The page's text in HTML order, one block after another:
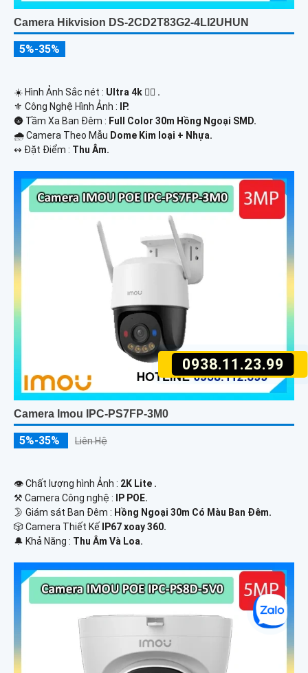
0938.11.23.99
Camera Hikvision DS-2CD2T83G2-4LI2UHUN
5%-35%
☀️ Hình Ảnh Sắc nét : Ultra 4k 👍🏾 .
⚜️ Công Nghệ Hình Ảnh :
IP.
🌚 Tầm Xa Ban Đêm : Full Color 30m Hồng Ngoại SMD.
🌧️ Camera Theo Mẫu Dome Kim loại + Nhựa.
️↭ Đặt Điểm : Thu Âm.
Camera Imou IPC-PS7FP-3M0
5%-35% Liên Hệ
👁 Chất lượng hình Ảnh : 2K Lite .
⚒ Camera Công nghệ :
IP POE.
🌛 Giám sát Ban Đêm : Hồng Ngoại 30m Có Màu Ban Ðêm.
🎲 Camera Thiết Kế
IP67 xoay 360.
️🔔 Khả Năng : Thu Âm Và Loa.